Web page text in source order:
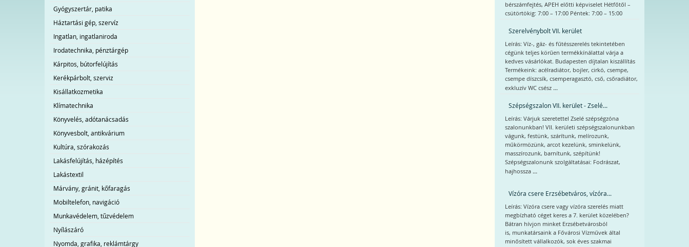
Gyógyszertár, patika
Háztartási gép, szervíz
Ingatlan, ingatlaniroda
Irodatechnika, pénztárgép
Kárpitos, bútorfelújítás
Kerékpárbolt, szerviz
Kisállatkozmetika
Klímatechnika
Könyvelés, adótanácsadás
Könyvesbolt, antikvárium
Kultúra, szórakozás
Lakásfelújítás, házépítés
Lakástextil
Márvány, gránit, kőfaragás
Mobiltelefon, navigáció
Munkavédelem, tűzvédelem
Nyílászáró
Nyomda, grafika, reklámtárgy
bérszámfejtés, APEH előtti képviselet Hétfőtől –
csütörtökig: 7:00 – 17:00 Péntek: 7:00 – 15:00
Szerelvénybolt VII. kerület
Leírás: Víz-, gáz- és fűtésszerelés tekintetében
cégünk teljes körűen termékkínálattal várja a
kedves vásárlókat. Budapesten díjtalan kiszállítás
Termékeink: acélradiátor, bojler, cirkó, csempe,
csempe díszcsík, csemperagasztó, cső, csőradiátor,
exkluzív WC csész ...
Szépségszalon VII. kerület - Zselé...
Leírás: Várjuk szeretettel Zselé szépségzóna
szalonunkban! VII. kerületi szépségszalonunkban
vágunk, festünk, szárítunk, melírozunk,
műkörmözünk, arcot kezelünk, sminkelünk,
masszírozunk, barnítunk, szépítünk!
Szépségszalonunk szolgáltatásai: Fodrászat,
hajhossza ...
Vízóra csere Erzsébetváros, vízóra...
Leírás: Vízóra csere vagy vízóra szerelés miatt
megbízható céget keres a 7. kerület közelében?
Bátran hívjon minket Erzsébetvárosból
is, munkatársaink a Fővárosi Vízművek által
minősített vállalkozók, sok éves szakmai